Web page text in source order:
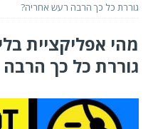
גוררת כל כך הרבה רעש אחריה?
מהי אפליקציית
גוררת כל כך